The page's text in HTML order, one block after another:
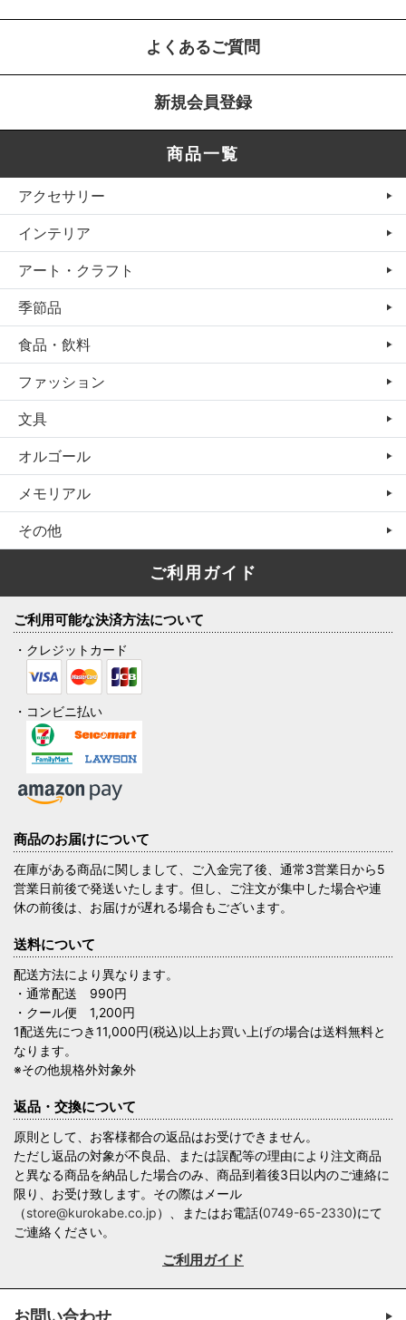
よくあるご質問
新規会員登録
商品一覧
アクセサリー
インテリア
アート・クラフト
季節品
食品・飲料
ファッション
文具
オルゴール
メモリアル
その他
ご利用ガイド
ご利用可能な決済方法について
・クレジットカード
・コンビニ払い
商品のお届けについて
在庫がある商品に関しまして、ご入金完了後、通常3営業日から5
営業日前後で発送いたします。但し、ご注文が集中した場合や連
休の前後は、お届けが遅れる場合もございます。
送料について
配送方法により異なります。
・通常配送 990円
・クール便 1,200円
1配送先につき11,000円(税込)以上お買い上げの場合は送料無料と
なります。
※その他規格外対象外
返品・交換について
原則として、お客様都合の返品はお受けできません。
ただし返品の対象が不良品、または誤配等の理由により注文商品
と異なる商品を納品した場合のみ、商品到着後3日以内のご連絡に
限り、お受け致します。その際はメール
（store@kurokabe.co.jp）、またはお電話(0749-65-2330)にて
ご連絡ください。
ご利用ガイド
お問い合わせ